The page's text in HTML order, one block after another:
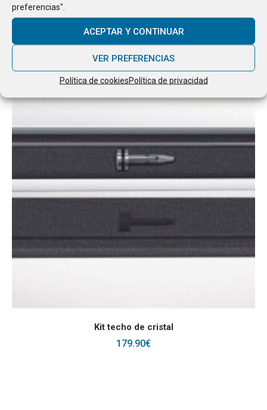
preferencias".
ACEPTAR Y CONTINUAR
VER PREFERENCIAS
Política de cookiesPolítica de privacidad
DE
PRECIOS:
HASTA
105.00€
AÑADIR AL CARRITO
Kit techo de cristal
179.90€